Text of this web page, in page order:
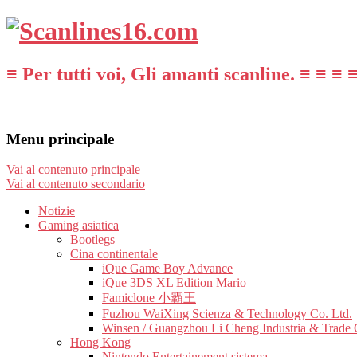
≡ Per tutti voi, Gli amanti scanline. ≡ ≡ ≡ ≡
Menu principale
Vai al contenuto principale
Vai al contenuto secondario
Notizie
Gaming asiatica
Bootlegs
Cina continentale
iQue Game Boy Advance
iQue 3DS XL Edition Mario
Famiclone 小霸王
Fuzhou WaiXing Scienza & Technology Co. Ltd.
Winsen / Guangzhou Li Cheng Industria & Trade
Hong Kong